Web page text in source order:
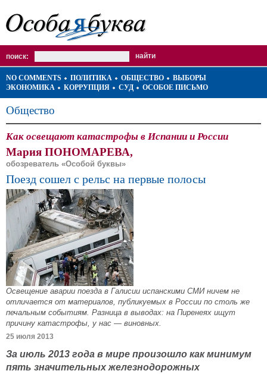
поиск:
NO COMMENTS ПОЛИТИКА ОБЩЕСТВО
ВЫБОРЫ
ЭКОНОМИКА
КОРРУПЦИЯ СУД ОСОБОЕ ПИСЬМО
Общество
Как освещают катастрофы в Испании и России
Мария ПОНОМАРЕВА,
обозреватель «Особой буквы»
Поезд сошел с рельс на первые полосы
Освещение аварии поезда в Галисии испанскими СМИ ничем не
отличается от материалов, публикуемых в России по столь же
печальным событиям. Разница в выводах: на Пиренеях ищут
причину катастрофы, у нас — виновных.
25 июля 2013
За июль 2013 года в мире произошло как минимум
пять значительных железнодорожных